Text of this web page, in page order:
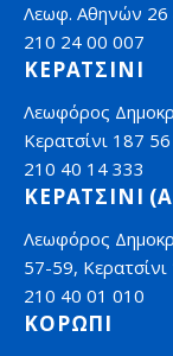
Λεωφ. Αθηνών 26
210 24 00 007
ΚΕΡΑΤΣΙΝΙ
Λεωφόρος
Κερατσίνι 187 56
210 40 14 333
ΚΕΡΑΤΣΙΝΙ
Λεωφόρος
57-59,
210 40 01 010
ΚΟΡΩΠΙ